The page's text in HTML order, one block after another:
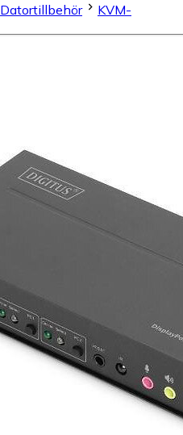
Datortillbehör
KVM-